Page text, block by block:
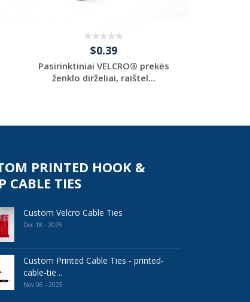
$0.39
Pasirinktiniai VELCRO® prekės
ženklo dirželiai, raištel...
PRINTED HOOK &
CABLE TIES
Custom Velcro Cable Ties
Dec 18 - 2025
Custom Printed Cable Ties - printed-
cable-tie ..
Nov 06 - 2025